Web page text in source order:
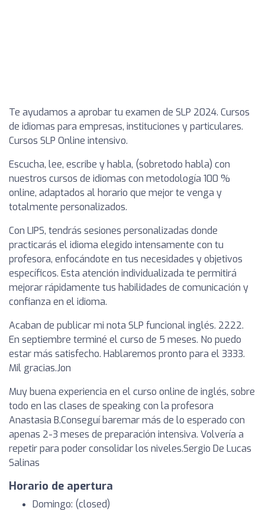
Te ayudamos a aprobar tu examen de SLP 2024. Cursos
de idiomas para empresas, instituciones y particulares.
Cursos SLP Online intensivo.
Escucha, lee, escribe y habla, (sobretodo habla) con
nuestros cursos de idiomas con metodología 100 %
online, adaptados al horario que mejor te venga y
totalmente personalizados.
Con LIPS, tendrás sesiones personalizadas donde
practicarás el idioma elegido intensamente con tu
profesora, enfocándote en tus necesidades y objetivos
específicos. Esta atención individualizada te permitirá
mejorar rápidamente tus habilidades de comunicación y
confianza en el idioma.
Acaban de publicar mi nota SLP funcional inglés. 2222.
En septiembre terminé el curso de 5 meses. No puedo
estar más satisfecho. Hablaremos pronto para el 3333.
Mil gracias.Jon
Muy buena experiencia en el curso online de inglés, sobre
todo en las clases de speaking con la profesora
Anastasia B.Conseguí baremar más de lo esperado con
apenas 2-3 meses de preparación intensiva. Volvería a
repetir para poder consolidar los niveles.Sergio De Lucas
Salinas
Horario de apertura
Domingo: (closed)